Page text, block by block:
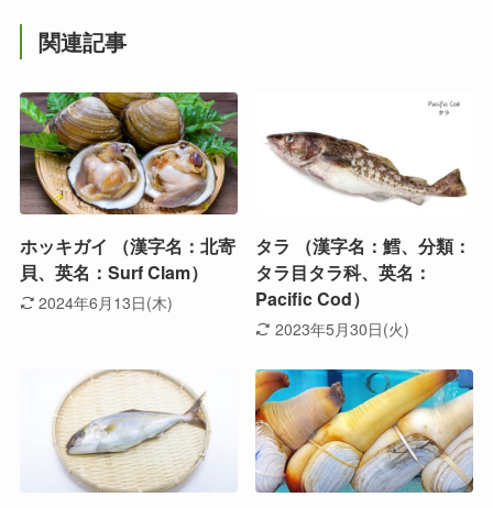
関連記事
ホッキガイ （漢字名：北寄
貝、英名：Surf Clam）
2024年6月13日(木)
タラ （漢字名：鱈、分類：
タラ目タラ科、英名：
Pacific Cod）
2023年5月30日(火)